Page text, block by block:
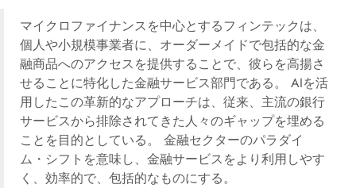
マイクロファイナンスを中心とするフィンテックは、
個人や小規模事業者に、オーダーメイドで包括的な金
融商品へのアクセスを提供することで、彼らを高揚さ
せることに特化した金融サービス部門である。 AIを活
用したこの革新的なアプローチは、従来、主流の銀行
サービスから排除されてきた人々のギャップを埋める
ことを目的としている。 金融セクターのパラダイ
ム・シフトを意味し、金融サービスをより利用しやす
く、効率的で、包括的なものにする。